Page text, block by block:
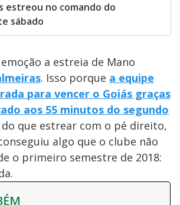
estreou no comando do
sábado
a estreia de Mano
. Isso porque a equipe
para vencer o Goiás graças
aos 55 minutos do segundo
do que estrear com o pé direito,
algo que o clube não
o primeiro semestre de 2018: